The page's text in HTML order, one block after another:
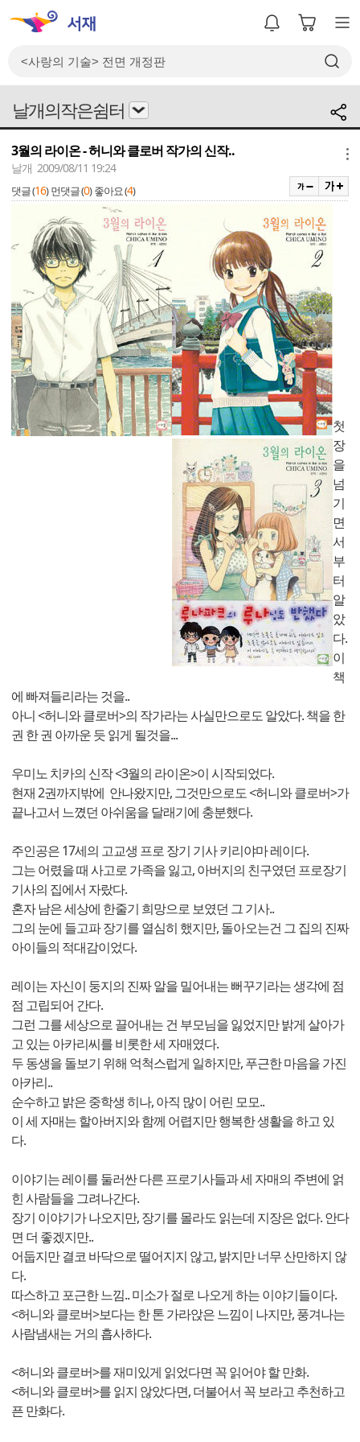
날개의작은쉼터
3월의 라이온 - 허니와 클로버 작가의 신작..
날개 2009/08/11 19:24
댓글 (16) 먼댓글 (0) 좋아요 (4)
첫
장
을
넘
기
면
서
부
터
알
았
다.
이
책
에 빠져들리라는 것을..
아니 <허니와 클로버>의 작가라는 사실만으로도 알았다. 책을 한
권 한 권 아까운 듯 읽게 될것을...
우미노 치카의 신작 <3월의 라이온>이 시작되었다.
현재 2권까지밖에 안나왔지만, 그것만으로도 <허니와 클로버>가
끝나고서 느꼈던 아쉬움을 달래기에 충분했다.
주인공은 17세의 고교생 프로 장기 기사 키리야마 레이다.
그는 어렸을 때 사고로 가족을 잃고, 아버지의 친구였던 프로장기
기사의 집에서 자랐다.
혼자 남은 세상에 한줄기 희망으로 보였던 그 기사..
그의 눈에 들고파 장기를 열심히 했지만, 돌아오는건 그 집의 진짜
아이들의 적대감이었다.
레이는 자신이 둥지의 진짜 알을 밀어내는 뻐꾸기라는 생각에 점
점 고립되어 간다.
그런 그를 세상으로 끌어내는 건 부모님을 잃었지만 밝게 살아가
고 있는 아카리씨를 비롯한 세 자매였다.
두 동생을 돌보기 위해 억척스럽게 일하지만, 푸근한 마음을 가진
아카리..
순수하고 밝은 중학생 히나, 아직 많이 어린 모모..
이 세 자매는 할아버지와 함께 어렵지만 행복한 생활을 하고 있
다.
이야기는 레이를 둘러싼 다른 프로기사들과 세 자매의 주변에 얽
힌 사람들을 그려나간다.
장기 이야기가 나오지만, 장기를 몰라도 읽는데 지장은 없다. 안다
면 더 좋겠지만..
어둡지만 결코 바닥으로 떨어지지 않고, 밝지만 너무 산만하지 않
다.
따스하고 포근한 느낌.. 미소가 절로 나오게 하는 이야기들이다.
<허니와 클로버>보다는 한 톤 가라앉은 느낌이 나지만, 풍겨나는
사람냄새는 거의 흡사하다.
<허니와 클로버>를 재미있게 읽었다면 꼭 읽어야 할 만화.
<허니와 클로버>를 읽지 않았다면, 더불어서 꼭 보라고 추천하고
픈 만화다.